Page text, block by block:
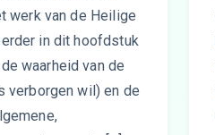
werk van de Heilige
in dit hoofdstuk
waarheid van de
verborgen wil) en de